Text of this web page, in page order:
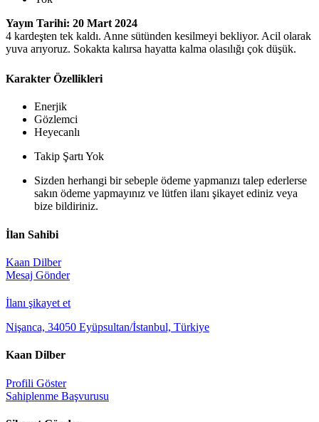
Yayın Tarihi: 20 Mart 2024
4 kardeşten tek kaldı. Anne sütünden kesilmeyi bekliyor. Acil olarak
yuva arıyoruz. Sokakta kalırsa hayatta kalma olasılığı çok düşük.
Karakter Özellikleri
Enerjik
Gözlemci
Heyecanlı
Takip Şartı Yok
Sizden herhangi bir sebeple ödeme yapmanızı talep ederlerse
sakın ödeme yapmayınız ve lütfen ilanı şikayet ediniz veya
bize bildiriniz.
İlan Sahibi
Kaan Dilber
Mesaj Gönder
İlanı şikayet et
Nişanca, 34050 Eyüpsultan/İstanbul, Türkiye
Kaan Dilber
Profili Göster
Sahiplenme Başvurusu